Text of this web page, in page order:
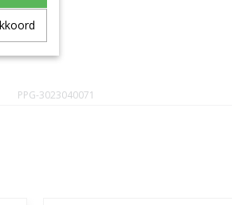
PPG-3023040071